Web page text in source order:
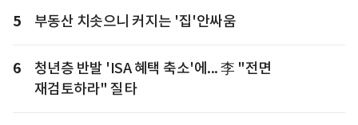
5 부동산 치솟으니 커지는 '집'안싸움
6
청년층 반발 'ISA 혜택 축소'에... 李 "전면
재검토하라" 질타